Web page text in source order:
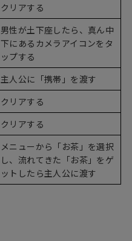
クリアする
男性が土下座したら、真ん中
下にあるカメラアイコンをタ
ップする
主人公に「携帯」を渡す
クリアする
クリアする
メニューから「お茶」を選択
し、流れてきた「お茶」をゲ
ットしたら主人公に渡す